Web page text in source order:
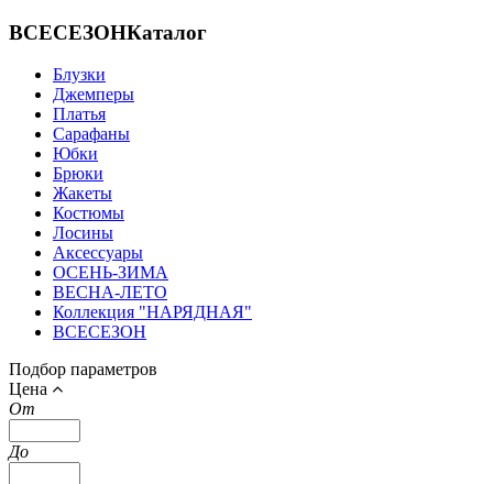
ВСЕСЕЗОНКаталог
Блузки
Джемперы
Платья
Сарафаны
Юбки
Брюки
Жакеты
Костюмы
Лосины
Аксессуары
ОСЕНЬ-ЗИМА
ВЕСНА-ЛЕТО
Коллекция "НАРЯДНАЯ"
ВСЕСЕЗОН
Подбор параметров
Цена
От
До